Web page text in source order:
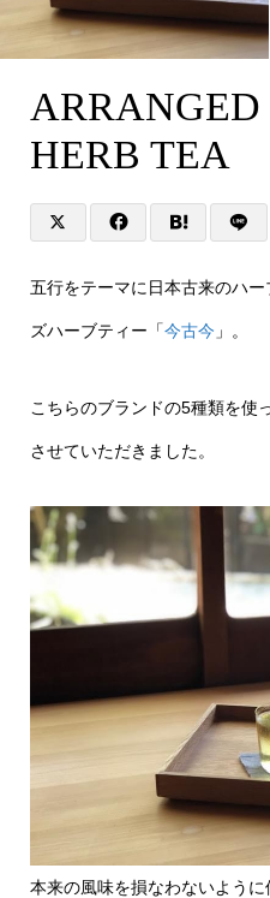
ARRANGED
HERB TEA
五行をテーマに日本古来のハ
ズハーブティー「今古今 」。
こちらのブランドの5種類を使
させていただきました。
本来の風味を損なわないよう